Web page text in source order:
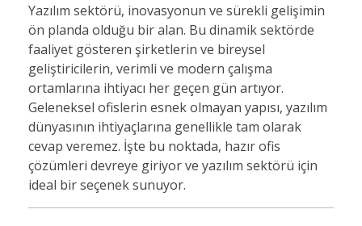
Yazılım sektörü, inovasyonun ve sürekli gelişimin
ön planda olduğu bir alan. Bu dinamik sektörde
faaliyet gösteren şirketlerin ve bireysel
geliştiricilerin, verimli ve modern çalışma
ortamlarına ihtiyacı her geçen gün artıyor.
Geleneksel ofislerin esnek olmayan yapısı, yazılım
dünyasının ihtiyaçlarına genellikle tam olarak
cevap veremez. İşte bu noktada, hazır ofis
çözümleri devreye giriyor ve yazılım sektörü için
ideal bir seçenek sunuyor.